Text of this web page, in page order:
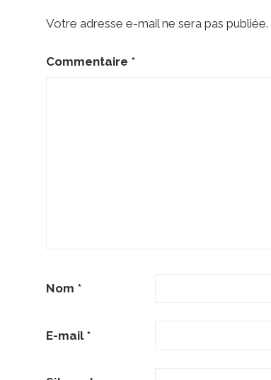
Votre adresse e-mail ne sera pas publiée.
Commentaire *
Nom *
E-mail *